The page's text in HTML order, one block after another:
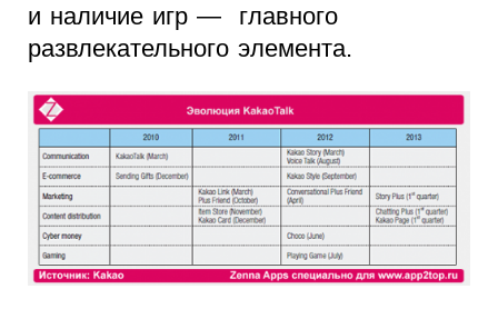
и наличие игр — главного
развлекательного элемента.